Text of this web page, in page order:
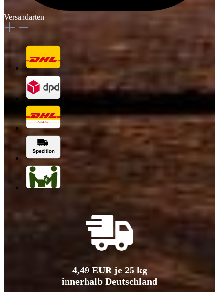
Versandarten
4,49 EUR je 25 kg
innerhalb Deutschland